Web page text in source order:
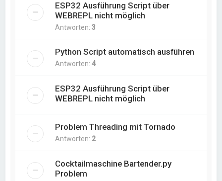
ESP32 Ausführung Script über
WEBREPL nicht möglich
Antworten:3
Python Script automatisch ausführen
Antworten:4
ESP32 Ausführung Script über
WEBREPL nicht möglich
Problem Threading mit Tornado
Antworten: 2
Cocktailmaschine Bartender.py
Problem